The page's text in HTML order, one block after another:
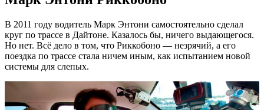
В 2011 году водитель Марк Энтони самостоятельно сделал
круг по трассе в Дайтоне. Казалось бы, ничего выдающегося.
Но нет. Всё дело в том, что Риккобоно — незрячий, а его
поездка по трассе стала ничем иным, как испытанием новой
системы для слепых.